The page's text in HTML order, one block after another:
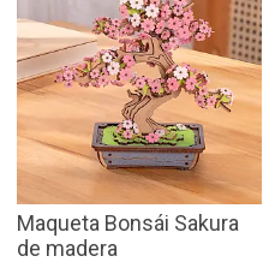
Maqueta Bonsái Sakura
de madera